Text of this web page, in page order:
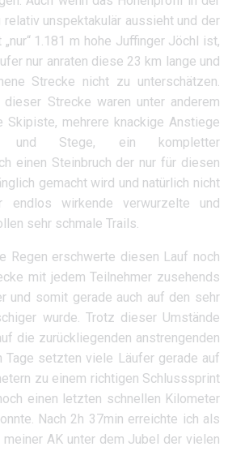
unspektakulär aussieht und der
1.181 m hohe Juffinger Jöchl ist,
nur anraten diese 23 km lange und
Strecke nicht zu unterschätzen.
Strecke waren unter anderem
Skipiste, mehrere knackige Anstiege
und Stege, ein kompletter
einen Steinbruch der nur für diesen
gemacht wird und natürlich nicht
endlos wirkende verwurzelte und
sehr schmale Trails.
Regen erschwerte diesen Lauf noch
mit jedem Teilnehmer zusehends
und somit gerade auch auf den sehr
wurde. Trotz dieser Umstände
die zurückliegenden anstrengenden
Tage setzten viele Läufer gerade auf
zu einem richtigen Schlusssprint
einen letzten schnellen Kilometer
Nach 2h 37min erreichte ich als
meiner AK unter dem Jubel der vielen